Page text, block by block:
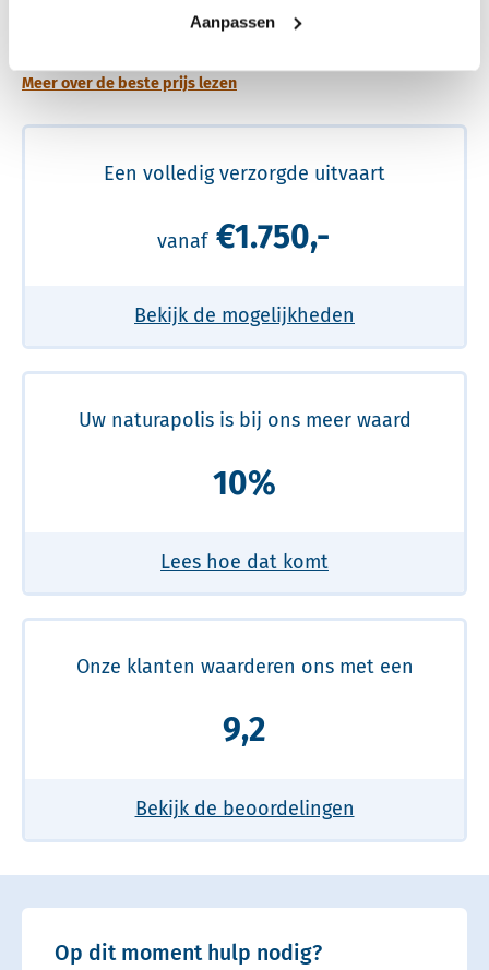
Aanpassen
Meer over de beste prijs lezen
Een volledig verzorgde uitvaart
vanaf €1.750,-
Bekijk de mogelijkheden
Uw naturapolis is bij ons meer waard
10%
Lees hoe dat komt
Onze klanten waarderen ons met een
9,2
Bekijk de beoordelingen
Op dit moment hulp nodig?